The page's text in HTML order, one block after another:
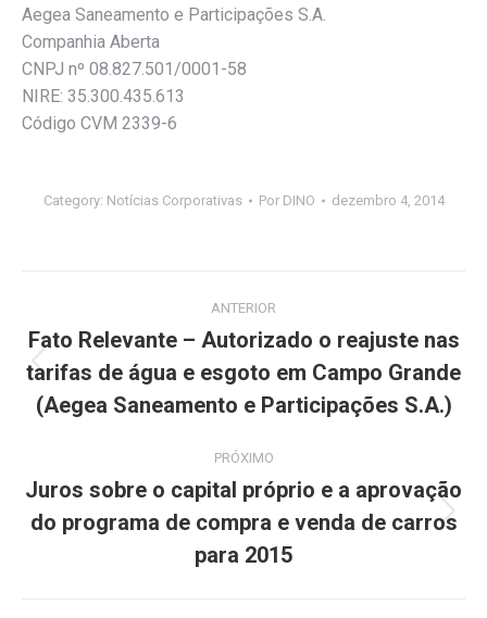
Aegea Saneamento e Participações S.A.
Companhia Aberta
CNPJ nº 08.827.501/0001-58
NIRE: 35.300.435.613
Código CVM 2339-6
Category: Notícias Corporativas Por DINO dezembro 4, 2014
de
post:
ANTERIOR
Post
anterior:
Fato Relevante – Autorizado o reajuste nas
tarifas de água e esgoto em Campo Grande
(Aegea Saneamento e Participações S.A.)
PRÓXIMO
Próximo
post:
Juros sobre o capital próprio e a aprovação
do programa de compra e venda de carros
para 2015